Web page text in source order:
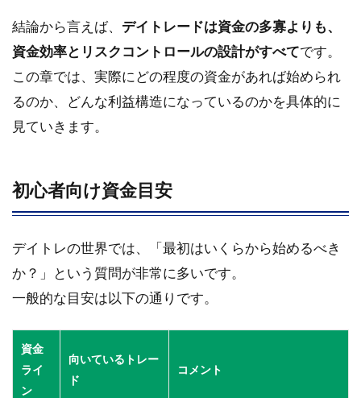
本
ル
ー
ル
5.1
1トレ
許容
損失
5.2
一日
あた
最大
ライ
ンと
結論から言えば、 デイトレードは資金の多寡よりも、
資金効率とリスクコントロールの設計がすべてです。
この章では、実際にどの程度の資金があれば始められ
るのか、どんな利益構造になっているのかを具体的に
見ていきます。
初心者向け資金目安
デイトレの世界では、「最初はいくらから始めるべき
か？」という質問が非常に多いです。
一般的な目安は以下の通りです。
資金
ライ
ン
向いているトレー
ド
コメント